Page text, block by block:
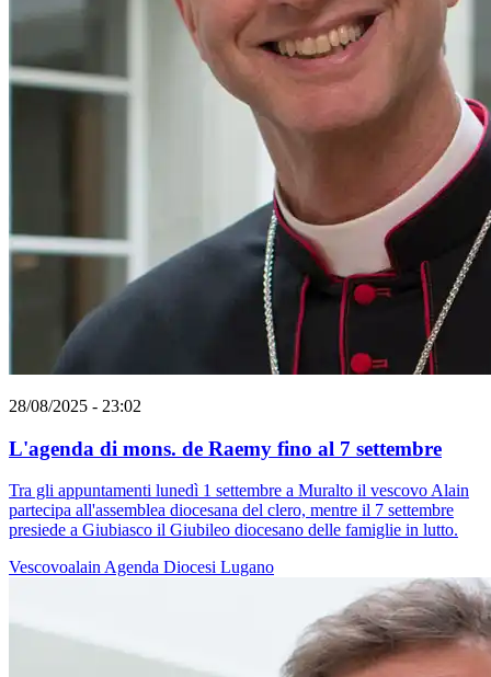
28/08/2025 - 23:02
L'agenda di mons. de Raemy fino al 7 settembre
Tra gli appuntamenti lunedì 1 settembre a Muralto il vescovo Alain
partecipa all'assemblea diocesana del clero, mentre il 7 settembre
presiede a Giubiasco il Giubileo diocesano delle famiglie in lutto.
VescovoalainAgenda Diocesi Lugano